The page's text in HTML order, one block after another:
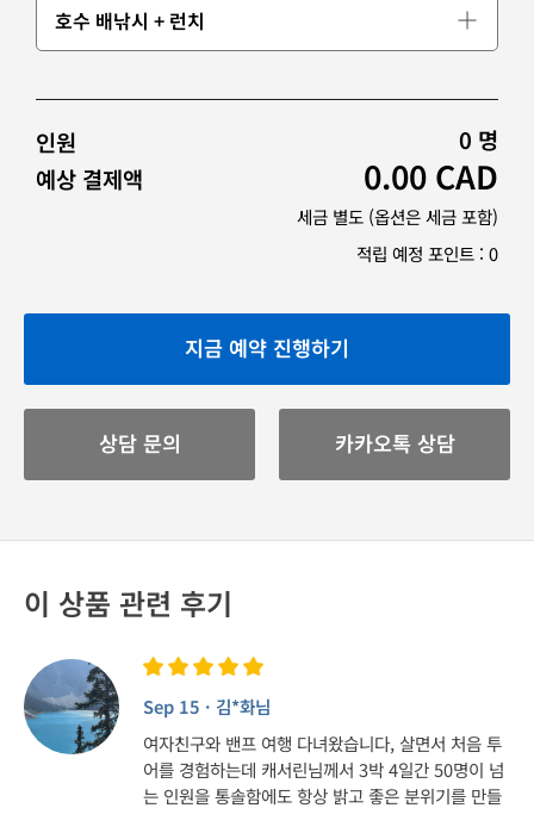
호수 배낚시 + 런치
0 명
인원
0.00 CAD
예상 결제액
세금 별도 (옵션은 세금 포함)
적립 예정 포인트 : 0
지금 예약 진행하기
상담 문의 카카오톡 상담
이 상품 관련 후기
Sep 15 · 김*화님
여자친구와 밴프 여행 다녀왔습니다, 살면서 처음 투
어를 경험하는데 캐서린님께서 3박 4일간 50명이 넘
는 인원을 통솔함에도 항상 밝고 좋은 분위기를 만들